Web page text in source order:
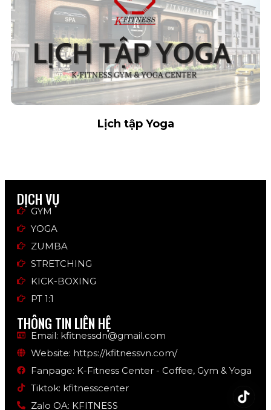
Lịch tập Yoga
DỊCH VỤ
GYM
YOGA
ZUMBA
STRETCHING
KICK-BOXING
PT 1:1
THÔNG TIN LIÊN HỆ
Email: kfitnessdn@gmail.com
Website: https://kfitnessvn.com/
Fanpage: K-Fitness Center - Coffee, Gym & Yoga
Tiktok: kfitnesscenter
Zalo OA: KFITNESS